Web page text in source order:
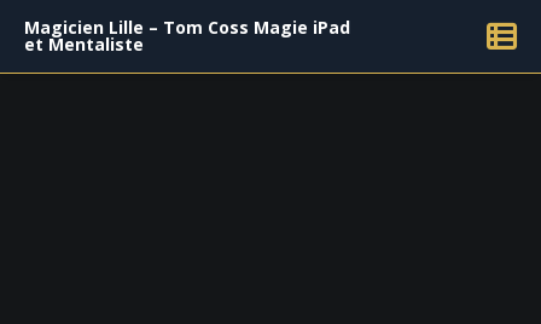
Magicien Lille – Tom Coss Magie iPad
et Mentaliste